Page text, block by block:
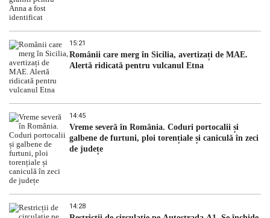
15:21
Românii care merg în Sicilia, avertizați de MAE.
Alertă ridicată pentru vulcanul Etna
14:45
Vreme severă în România. Coduri portocalii și
galbene de furtuni, ploi torențiale și caniculă în zeci
de județe
14:28